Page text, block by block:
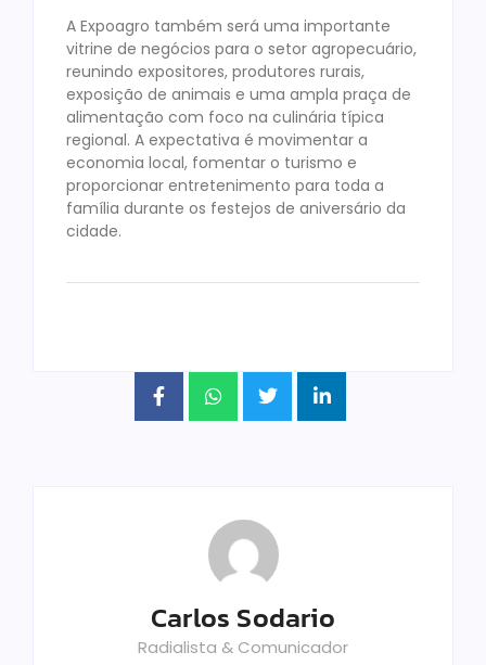
A Expoagro também será uma importante
vitrine de negócios para o setor agropecuário,
reunindo expositores, produtores rurais,
exposição de animais e uma ampla praça de
alimentação com foco na culinária típica
regional. A expectativa é movimentar a
economia local, fomentar o turismo e
proporcionar entretenimento para toda a
família durante os festejos de aniversário da
cidade.
Carlos Sodario
Radialista & Comunicador